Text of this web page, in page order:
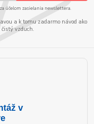
za účelom zasielania newslettera.
a k tomu zadarmo návod ako
vzduch.
v